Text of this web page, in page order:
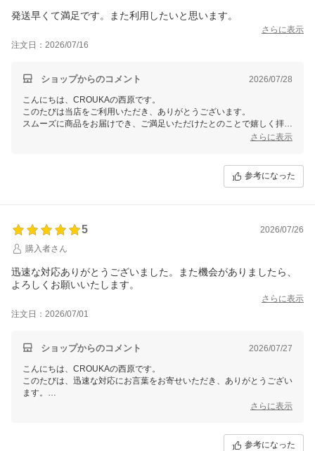
発送早くて満足です。また利用したいと思います。
さらに表示
注文日：2026/07/16
ショップからのコメント 2026/07/28
こんにちは、CROUKAの西原です。
このたびは当店をご利用いただき、ありがとうございます。
スムーズに商品をお届けでき、ご満足いただけたとのことで嬉しく拝見
さらに表示
参考になった
5
2026/07/26
購入者さん
迅速な対応ありがとうございました。また機会がありましたら、
よろしくお願いいたします。
さらに表示
注文日：2026/07/01
ショップからのコメント 2026/07/27
こんにちは、CROUKAの西原です。
このたびは、迅速な対応にお言葉をお寄せいただき、ありがとうござい
ます。
スムーズに商品をお届けでき、安心してご利用いただけたようで何より
さらに表示
参考になった